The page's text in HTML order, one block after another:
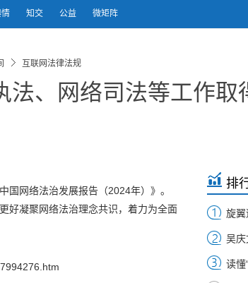
知交 公益 微矩阵
互联网法律法规
、网络司法等工作取
国网络法治发展报告（2024年）》。
好凝聚网络法治理念共识，着力为全面
排
旋翼
吴庆
读懂